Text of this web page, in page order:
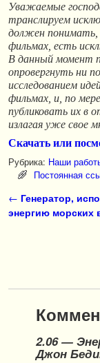
Уважаемые
транслируем
должен понимать,
фильмах, есть
В данный момент
опровергнуть ни
исследованием
фильмах, и, по
публиковать их в
излагая уже свое
Скачать или
Рубрика: Наши
Постоянная
Навигация по
← Генератор,
энергию морских
2.06 —
Джон